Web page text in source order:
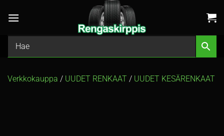
Verkkokauppa / UUDET RENKAAT / UUDET KESÄRENKAAT